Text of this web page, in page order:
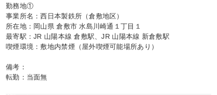
勤務地①
事業所名：西日本製鉄所（倉敷地区）
所在地：岡山県 倉敷市 水島川崎通１丁目１
最寄駅：JR 山陽本線 倉敷駅、JR 山陽本線 新倉敷駅
喫煙環境：敷地内禁煙（屋外喫煙可能場所あり）
備考：
転勤：当面無